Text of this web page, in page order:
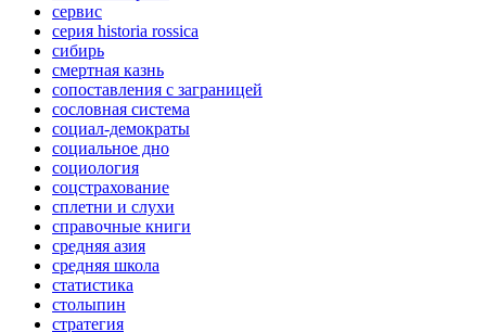
сервис
серия historia rossica
сибирь
смертная казнь
сопоставления с заграницей
сословная система
социал-демократы
социальное дно
социология
соцстрахование
сплетни и слухи
справочные книги
средняя азия
средняя школа
статистика
столыпин
стратегия